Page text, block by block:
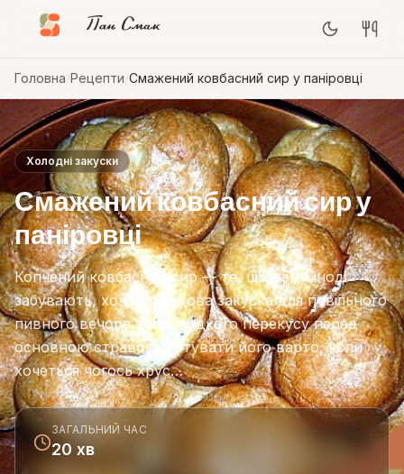
Пан Смак
Головна Рецепти Смажений ковбасний сир у паніровці
Холодні закуски
Смажений ковбасний сир у
паніровці
Копчений ковбасний сир — те, що нами іноді
забувають, хоча це чудова закуска для повільного
пивного вечора або швидкого перекусу перед
основною стравою. Готувати його варто, коли
хочеться чогось хрус…
ЗАГАЛЬНИЙ ЧАС
20 хв